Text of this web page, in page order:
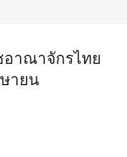
าณาจักรไทย
ายน